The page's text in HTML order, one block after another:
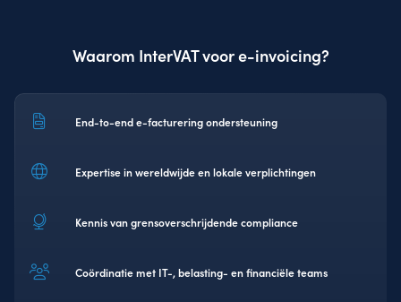
Waarom InterVAT voor e-invoicing?
End-to-end e-facturering ondersteuning
Expertise in wereldwijde en lokale verplichtingen
Kennis van grensoverschrijdende compliance
Coördinatie met IT-, belasting- en financiële teams